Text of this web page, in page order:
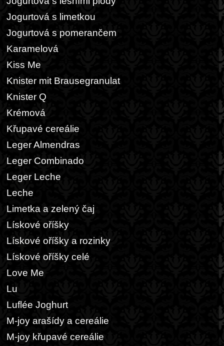
Jogurtová s limetkou
Jogurtová s pomerančem
Karamelová
Kiss Me
Knister mit Brausegranulat
Knister Q
Krémová
Křupavé cereálie
Leger Almendras
Leger Combinado
Leger Leche
Leche
Limetka a zelený čaj
Lískové oříšky
Lískové oříšky a rozinky
Lískové oříšky celé
Love Me
Lu
Luflée Joghurt
M-joy arašídy a cereálie
M-joy křupavé cereálie